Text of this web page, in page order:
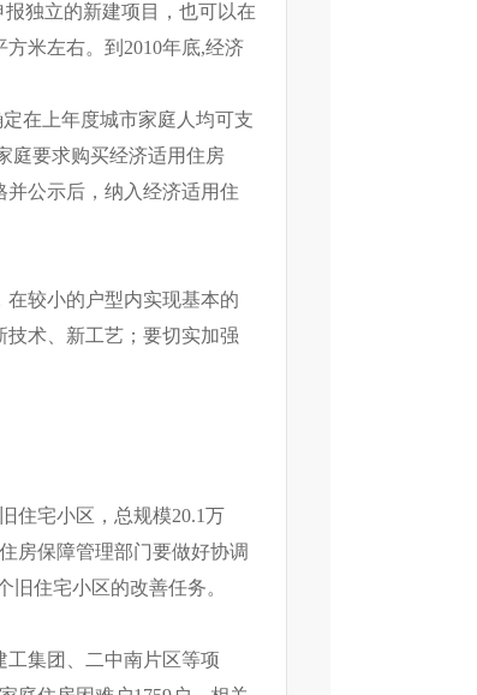
独立的新建项目，也可以在
米左右。到2010年底,经济
在上年度城市家庭人均可支
庭要求购买经济适用住房
公示后，纳入经济适用住
较小的户型内实现基本的
术、新工艺；要切实加强
住宅小区，总规模20.1万
房保障管理部门要做好协调
住宅小区的改善任务。
集团、二中南片区等项